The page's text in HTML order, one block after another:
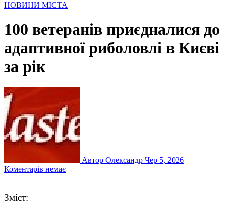
НОВИНИ МІСТА
100 ветеранів приєдналися до
адаптивної риболовлі в Києві
за рік
Автор Олександр Чер 5, 2026
Коментарів немає
Зміст: